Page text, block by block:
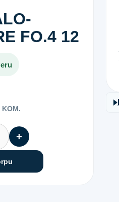
FO.4 12
KOM.
+